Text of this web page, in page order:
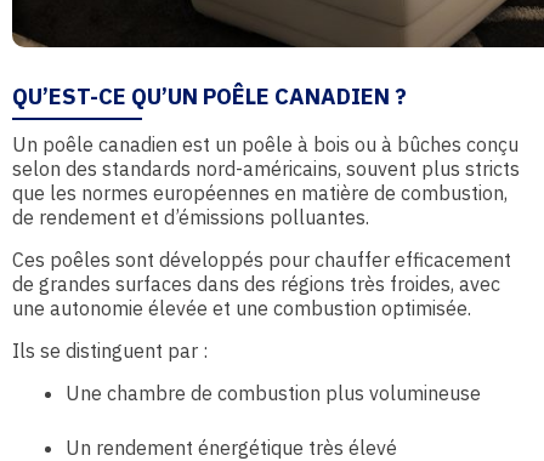
QU’EST-CE QU’UN POÊLE CANADIEN ?
Un poêle canadien est un poêle à bois ou à bûches conçu
selon des standards nord-américains, souvent plus stricts
que les normes européennes en matière de combustion,
de rendement et d’émissions polluantes.
Ces poêles sont développés pour chauffer efficacement
de grandes surfaces dans des régions très froides, avec
une autonomie élevée et une combustion optimisée.
Ils se distinguent par :
Une chambre de combustion plus volumineuse
Un rendement énergétique très élevé